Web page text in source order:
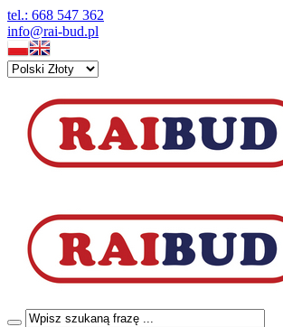
tel.: 668 547 362
info@rai-bud.pl